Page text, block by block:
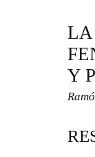
LA
Y